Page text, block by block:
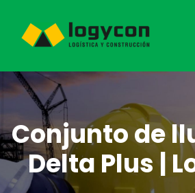
Conjunto de
Delta Plus |